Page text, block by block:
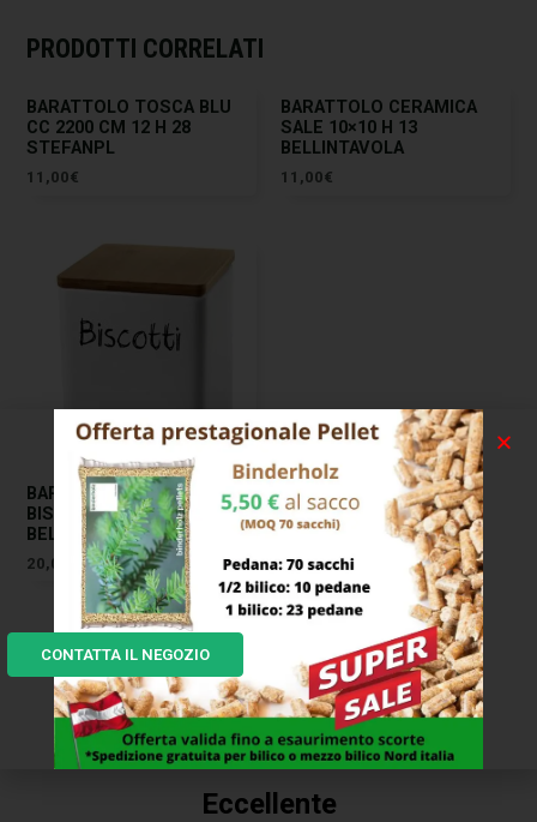
PRODOTTI CORRELATI
BARATTOLO TOSCA BLU
CC 2200 CM 12 H 28
STEFANPL
11,00€
BARATTOLO CERAMICA
SALE 10×10 H 13
BELLINTAVOLA
11,00€
BARATTOLO CERAMICA
BISCOT. 13×13 H 17
BELLINTAVOLA
20,00
I NOSTRI CLIENTI DICONO...
Eccellente
CONTATTA IL NEGOZIO